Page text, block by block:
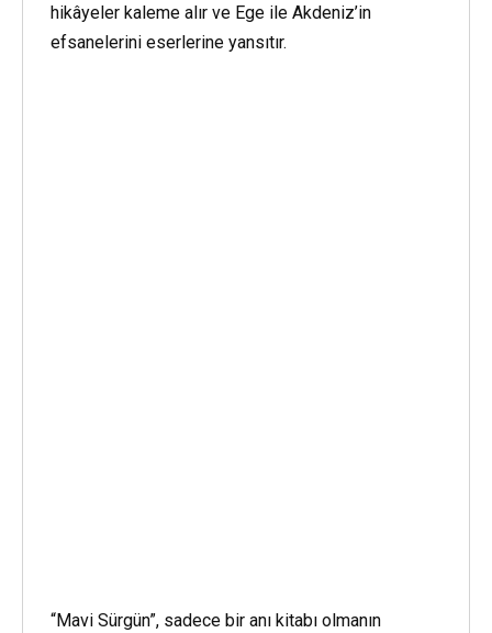
hikâyeler kaleme alır ve Ege ile Akdeniz’in
efsanelerini eserlerine yansıtır.
“Mavi Sürgün”, sadece bir anı kitabı olmanın